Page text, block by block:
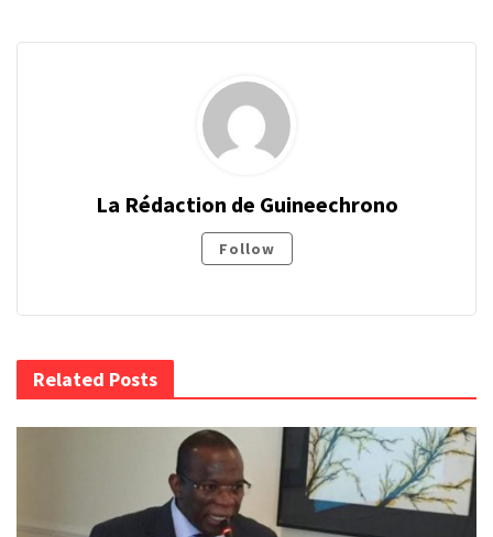
La Rédaction de Guineechrono
Follow
Related Posts